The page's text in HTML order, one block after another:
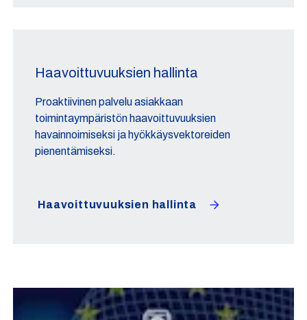
Haavoittuvuuksien hallinta
Proaktiivinen palvelu asiakkaan
toimintaympäristön haavoittuvuuksien
havainnoimiseksi ja hyökkäysvektoreiden
pienentämiseksi.
Haavoittuvuuksien hallinta